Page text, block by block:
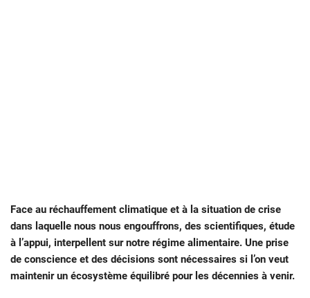
Face au réchauffement climatique et à la situation de crise
dans laquelle nous nous engouffrons, des scientifiques, étude
à l’appui, interpellent sur notre régime alimentaire. Une prise
de conscience et des décisions sont nécessaires si l’on veut
maintenir un écosystème équilibré pour les décennies à venir.